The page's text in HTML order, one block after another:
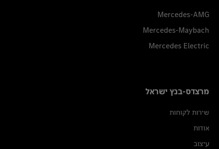
Mercedes-AMG
Mercedes-Maybach
Mercedes Electric
מרצדס-בנץ ישראל
שירות לקוחות
אודות
עיצוב